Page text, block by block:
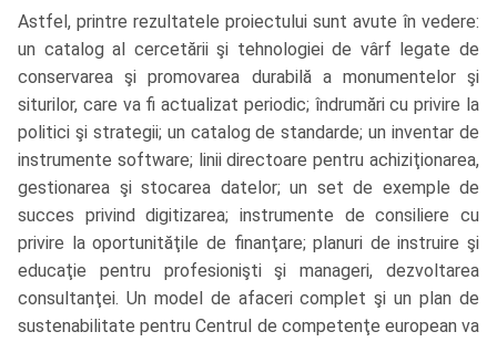
Astfel, printre rezultatele proiectului sunt avute în vedere:
un catalog al cercetării şi tehnologiei de vârf legate de
conservarea şi promovarea durabilă a monumentelor şi
siturilor, care va fi actualizat periodic; îndrumări cu privire la
politici şi strategii; un catalog de standarde; un inventar de
instrumente software; linii directoare pentru achiziţionarea,
gestionarea şi stocarea datelor; un set de exemple de
succes privind digitizarea; instrumente de consiliere cu
privire la oportunităţile de finanţare; planuri de instruire şi
educaţie pentru profesionişti şi manageri, dezvoltarea
consultanţei. Un model de afaceri complet şi un plan de
sustenabilitate pentru Centrul de competenţe european va